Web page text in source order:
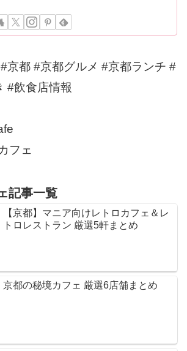
京都 #京都グルメ #京都ランチ #
#飲食店情報
フェ
記事一覧
【京都】マニア向けレトロカフェ＆レ
トロレストラン 厳選5軒まとめ
京都の秘境カフェ 厳選6店舗まとめ